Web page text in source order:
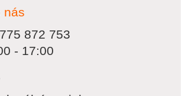
nás
872 753
- 17:00